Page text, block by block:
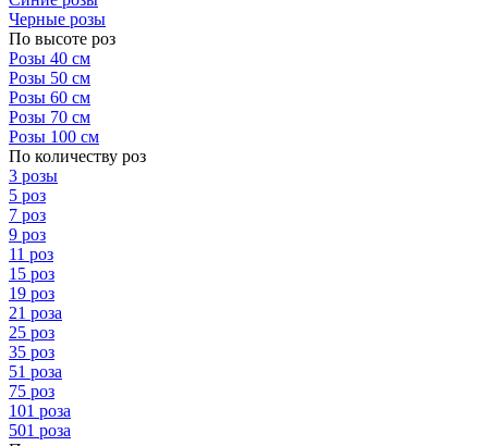
Черные розы
По высоте роз
Розы 40 см
Розы 50 см
Розы 60 см
Розы 70 см
Розы 100 см
По количеству роз
3 розы
5 роз
7 роз
9 роз
11 роз
15 роз
19 роз
21 роза
25 роз
35 роз
51 роза
75 роз
101 роза
501 роза